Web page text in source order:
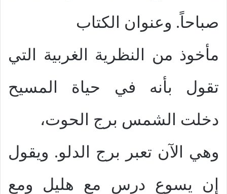
صباحاً. وعنوان الكتاب
مأخوذ من النظرية الغربية التي
تقول بأنه في حياة المسيح
دخلت الشمس برج الحوت،
وهي الآن تعبر برج الدلو. ويقول
إن يسوع درس مع هليل ومع